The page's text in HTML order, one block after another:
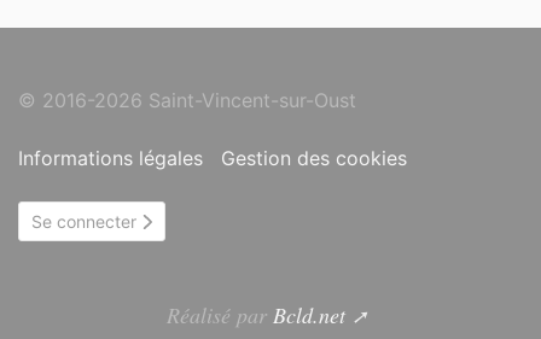
© 2016-2026 Saint-Vincent-sur-Oust
Informations légales Gestion des cookies
Se connecter
Réalisé par Bcld.net